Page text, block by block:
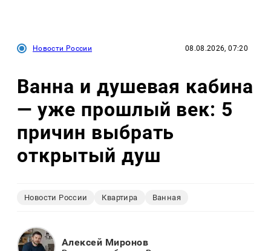
Новости России 08.08.2026, 07:20
Ванна и душевая кабина
— уже прошлый век: 5
причин выбрать
открытый душ
Новости России Квартира Ванная
Алексей Миронов